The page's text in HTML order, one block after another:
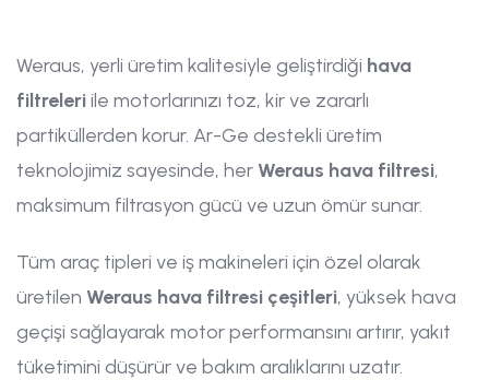
Weraus, yerli üretim kalitesiyle geliştirdiği hava
filtreleriile motorlarınızı toz, kir ve zararlı
partiküllerden korur. Ar-Ge destekli üretim
teknolojimiz sayesinde, her Weraus hava filtresi,
maksimum filtrasyon gücü ve uzun ömür sunar.
Tüm araç tipleri ve iş makineleri için özel olarak
üretilen Weraus hava filtresi çeşitleri, yüksek hava
geçişi sağlayarak motor performansını artırır, yakıt
tüketimini düşürür ve bakım aralıklarını uzatır.